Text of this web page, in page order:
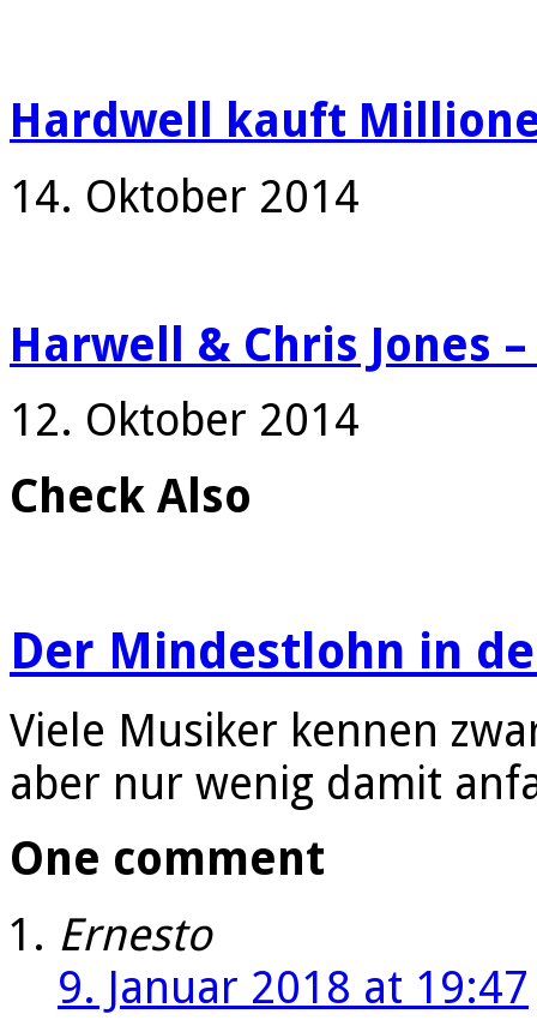
Hardwell kauft
14. Oktober 2014
Harwell & Chris Jones
12. Oktober 2014
Check Also
Der Mindestlohn in
Viele Musiker kennen
aber nur wenig damit
One comment
Ernesto
9. Januar 2018 at 19:47